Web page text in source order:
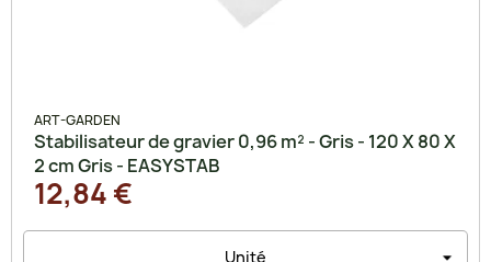
ART-GARDEN
Stabilisateur de gravier 0,96 m² - Gris - 120 X 80 X
2 cm Gris - EASYSTAB
12,84 €